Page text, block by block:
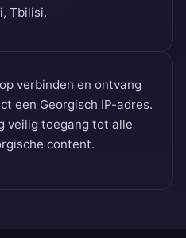
Tbilisi.
verbinden en ontvang
een Georgisch IP-adres.
veilig toegang tot alle
content.